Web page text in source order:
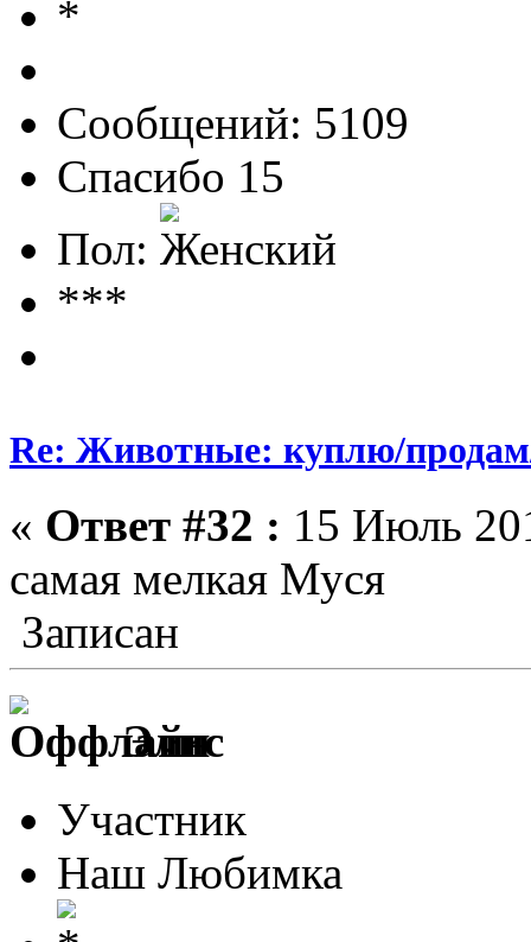
Сообщений: 5109
Спасибо 15
Пол:
***
Re: Животные: куплю/
« Ответ #32 : 15 Июль
самая мелкая Муся
Записан
Элис
Участник
Наш Любимка